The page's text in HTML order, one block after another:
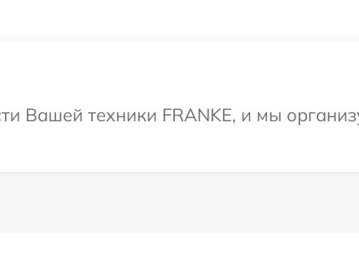
Вашей техники FRANKE, и мы